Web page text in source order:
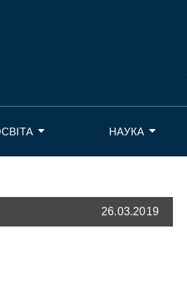
НАУКА
26.03.2019